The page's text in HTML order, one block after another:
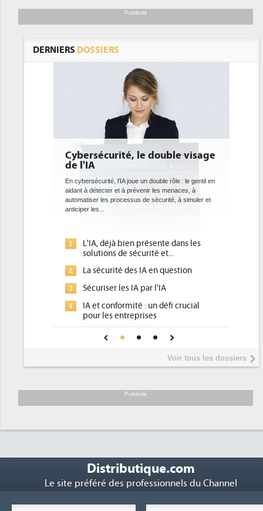
Publicité
DERNIERS DOSSIERS
le double visage
cybersécurité, l'IA joue un double rôle : le gentil en
à détecter et à prévenir les menaces, à
les processus de sécurité, à simuler et
L'IA, déjà bien présente dans les
solutions de sécurité et...
La sécurité des IA en question
Sécuriser les IA par l'IA
IA et conformité : un défi crucial
pour les entreprises
Une IA de confiance pour une IA
DEE: l'efficacité
bientôt une
datacenters
Des datacenters plus
ce que recherchent les
1
Qu'est-ce que la
2
DEE, une pression
place pour
Phocea DC dans
Interview de
président de
soutient les...
Voir tous les dossiers
Publicité
Distributique.com
Le site préféré des professionnels du Channel